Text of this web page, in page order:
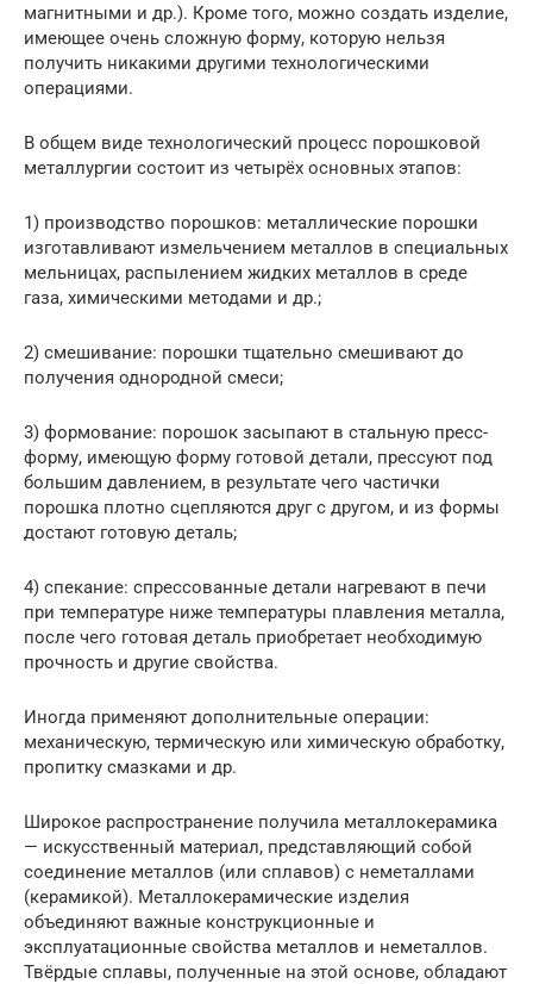
магнитными и др.). Кроме того, можно создать изделие,
имеющее очень сложную форму, которую нельзя
получить никакими другими технологическими
операциями.
В общем виде технологический процесс порошковой
металлургии состоит из четырёх основных этапов:
1) производство порошков: металлические порошки
изготавливают измельчением металлов в специальных
мельницах, распылением жидких металлов в среде
газа, химическими методами и др.;
2) смешивание: порошки тщательно смешивают до
получения однородной смеси;
3) формование: порошок засыпают в стальную пресс-
форму, имеющую форму готовой детали, прессуют под
большим давлением, в результате чего частички
порошка плотно сцепляются друг с другом, и из формы
достают готовую деталь;
4) спекание: спрессованные детали нагревают в печи
при температуре ниже температуры плавления металла,
после чего готовая деталь приобретает необходимую
прочность и другие свойства.
Иногда применяют дополнительные операции:
механическую, термическую или химическую обработку,
пропитку смазками и др.
Широкое распространение получила металлокерамика
— искусственный материал, представляющий собой
соединение металлов (или сплавов) с неметаллами
(керамикой). Металлокерамические изделия
объединяют важные конструкционные и
эксплуатационные свойства металлов и неметаллов.
Твёрдые сплавы, полученные на этой основе, обладают